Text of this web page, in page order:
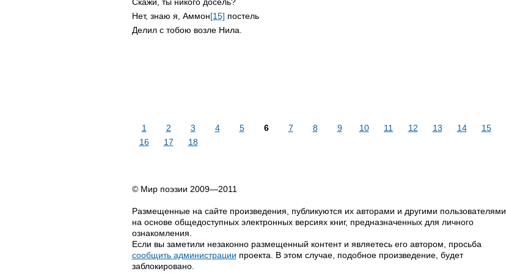
Нет, знаю я, Аммон[15] постель
Делил с тобою возле Нила.
1 2 3 4 5 6 7 8 9 10 11 12 13 14
15
16
17 18
© Мир поэзии 2009—2011
Размещенные на сайте произведения, публикуются их авторами и другими пользователями,
на основе общедоступных электронных версиях книг, предназначенных для личного
ознакомления.
Если вы заметили незаконно размещенный контент и являетесь его автором, просьба
сообщить администрации проекта. В этом случае, подобное произведение, будет
заблокировано.